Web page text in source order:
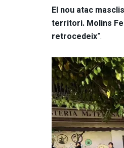
El nou atac
territori. Molins
retrocedeix”.